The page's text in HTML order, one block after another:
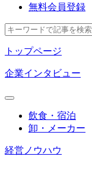
無料会員登録
トップページ
企業インタビュー
飲食・宿泊
卸・メーカー
経営ノウハウ